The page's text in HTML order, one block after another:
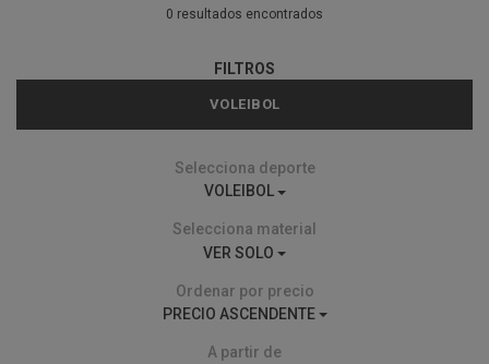
0 resultados encontrados
FILTROS
VOLEIBOL
Selecciona deporte
VOLEIBOL
Selecciona material
VER SOLO
Ordenar por precio
PRECIO ASCENDENTE
A partir de